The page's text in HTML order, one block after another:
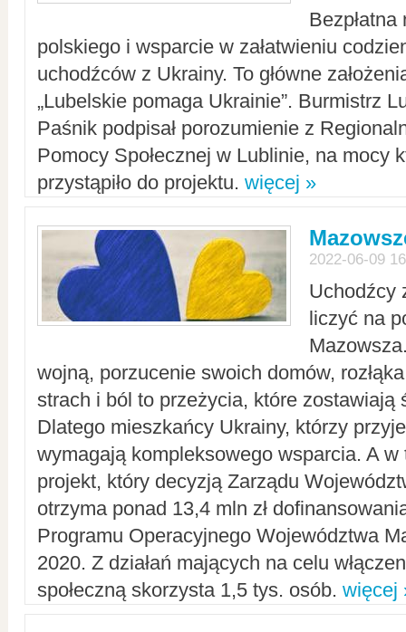
polskiego i wsparcie w załatwieniu
uchodźców z Ukrainy. To główne
„Lubelskie pomaga Ukrainie”. Burmistrz
Paśnik podpisał porozumienie z
Pomocy Społecznej w Lublinie, na mocy
przystąpiło do projektu. więcej »
2022-06-09
Uchodźcy
liczyć na
wojną, porzucenie swoich domów,
strach i ból to przeżycia, które zostawiają
Dlatego mieszkańcy Ukrainy, którzy
wymagają kompleksowego wsparcia. A w
projekt, który decyzją Zarządu
otrzyma ponad 13,4 mln zł
Programu Operacyjnego Województwa
2020. Z działań mających na celu
społeczną skorzysta 1,5 tys. osób. więcej